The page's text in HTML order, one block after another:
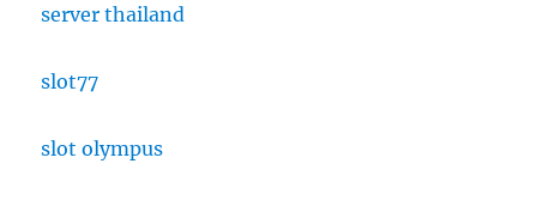
server thailand
slot77
slot olympus